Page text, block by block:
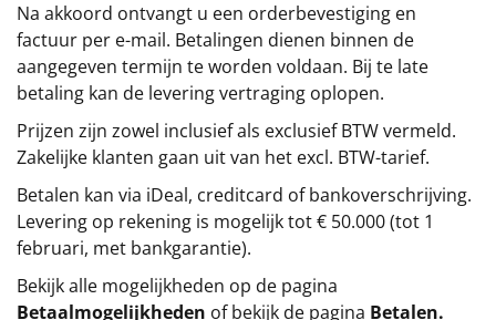
Na akkoord ontvangt u een orderbevestiging en
factuur per e-mail. Betalingen dienen binnen de
aangegeven termijn te worden voldaan. Bij te late
betaling kan de levering vertraging oplopen.
Prijzen zijn zowel inclusief als exclusief BTW vermeld.
Zakelijke klanten gaan uit van het excl. BTW-tarief.
Betalen kan via iDeal, creditcard of bankoverschrijving.
Levering op rekening is mogelijk tot € 50.000 (tot 1
februari, met bankgarantie).
Bekijk alle mogelijkheden op de pagina
Betaalmogelijkheden of bekijk de pagina Betalen.